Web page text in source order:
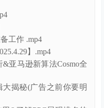
存文件模板）：多变
.mp4
体.mp4
启流程.mp4